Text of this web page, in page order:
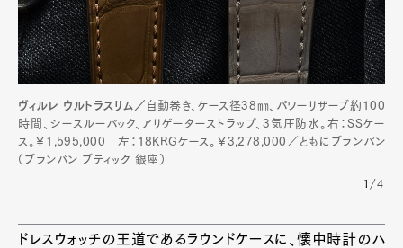
ヴィルレ ウルトラスリム／ 自動巻き、ケース径38㎜、パワーリザーブ約100
時間、シースルーバック、アリゲーターストラップ、3気圧防水。右：SSケー
ス。￥1,595,000 左：18KRGケース。￥3,278,000／ともにブランパン
（ブランパン ブティック 銀座）
1/4
ドレスウォッチの王道であるラウンドケースに、懐中時計のハ